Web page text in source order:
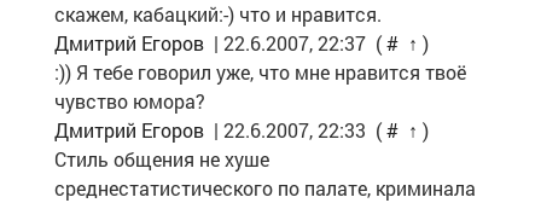
скажем, кабацкий:-) что и нравится.
Дмитрий Егоров | 22.6.2007, 22:37 (# ↑ )
:)) Я тебе говорил уже, что мне нравится твоё
чувство юмора?
Дмитрий Егоров | 22.6.2007, 22:33 (# ↑ )
Стиль общения не хуше
среднестатистического по палате, криминала